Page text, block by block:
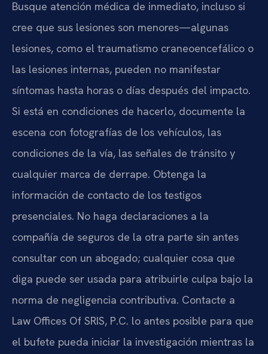
Busque atención médica de inmediato, incluso si
cree que sus lesiones son menores—algunas
lesiones, como el traumatismo craneoencefálico o
las lesiones internas, pueden no manifestar
síntomas hasta horas o días después del impacto.
Si está en condiciones de hacerlo, documente la
escena con fotografías de los vehículos, las
condiciones de la vía, las señales de tránsito y
cualquier marca de derrape. Obtenga la
información de contacto de los testigos
presenciales. No haga declaraciones a la
compañía de seguros de la otra parte sin antes
consultar con un abogado; cualquier cosa que
diga puede ser usada para atribuirle culpa bajo la
norma de negligencia contributiva. Contacte a
Law Offices Of SRIS, P.C. lo antes posible para que
el bufete pueda iniciar la investigación mientras la